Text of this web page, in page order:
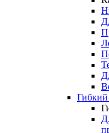
Гибкий